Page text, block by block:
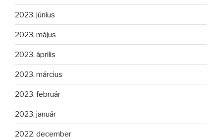
2023. június
2023. május
2023. április
2023. március
2023. február
2023. január
2022. december